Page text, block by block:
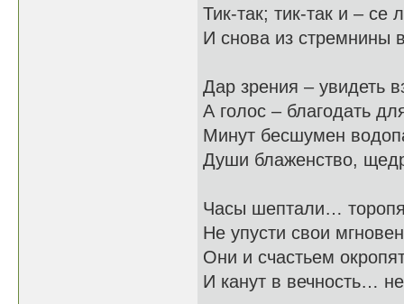
Тик-так; тик-так и – се
И снова из стремнины
Дар зрения – увидеть
А голос – благодать
Минут бесшумен
Души блаженство,
Часы шептали…
Не упусти свои
Они и счастьем
И канут в вечность…